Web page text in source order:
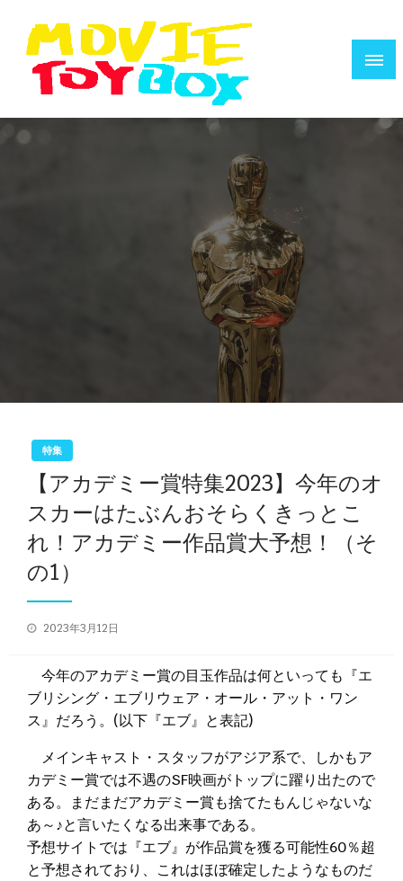
へ MOVIE TOYBOX
映画で遊ぶ人のためのウェブZINE
特集
【アカデミー賞特集2023】今年のオ
スカーはたぶんおそらくきっとこ
れ！アカデミー作品賞大予想！（そ
の1）
投
2023年3月12日
今年のアカデミー賞の目玉作品は何といっても『エ
ブリシング・エブリウェア・オール・アット・ワン
ス』だろう。(以下『エブ』と表記)
メインキャスト・スタッフがアジア系で、しかもア
カデミー賞では不遇のSF映画がトップに躍り出たので
ある。まだまだアカデミー賞も捨てたもんじゃないな
あ～♪と言いたくなる出来事である。
予想サイトでは『エブ』が作品賞を獲る可能性60％超
と予想されており、これはほぼ確定したようなものだ